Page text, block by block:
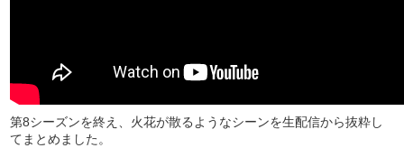
第8シーズンを終え、火花が散るようなシーンを生配信から抜粋し
てまとめました。